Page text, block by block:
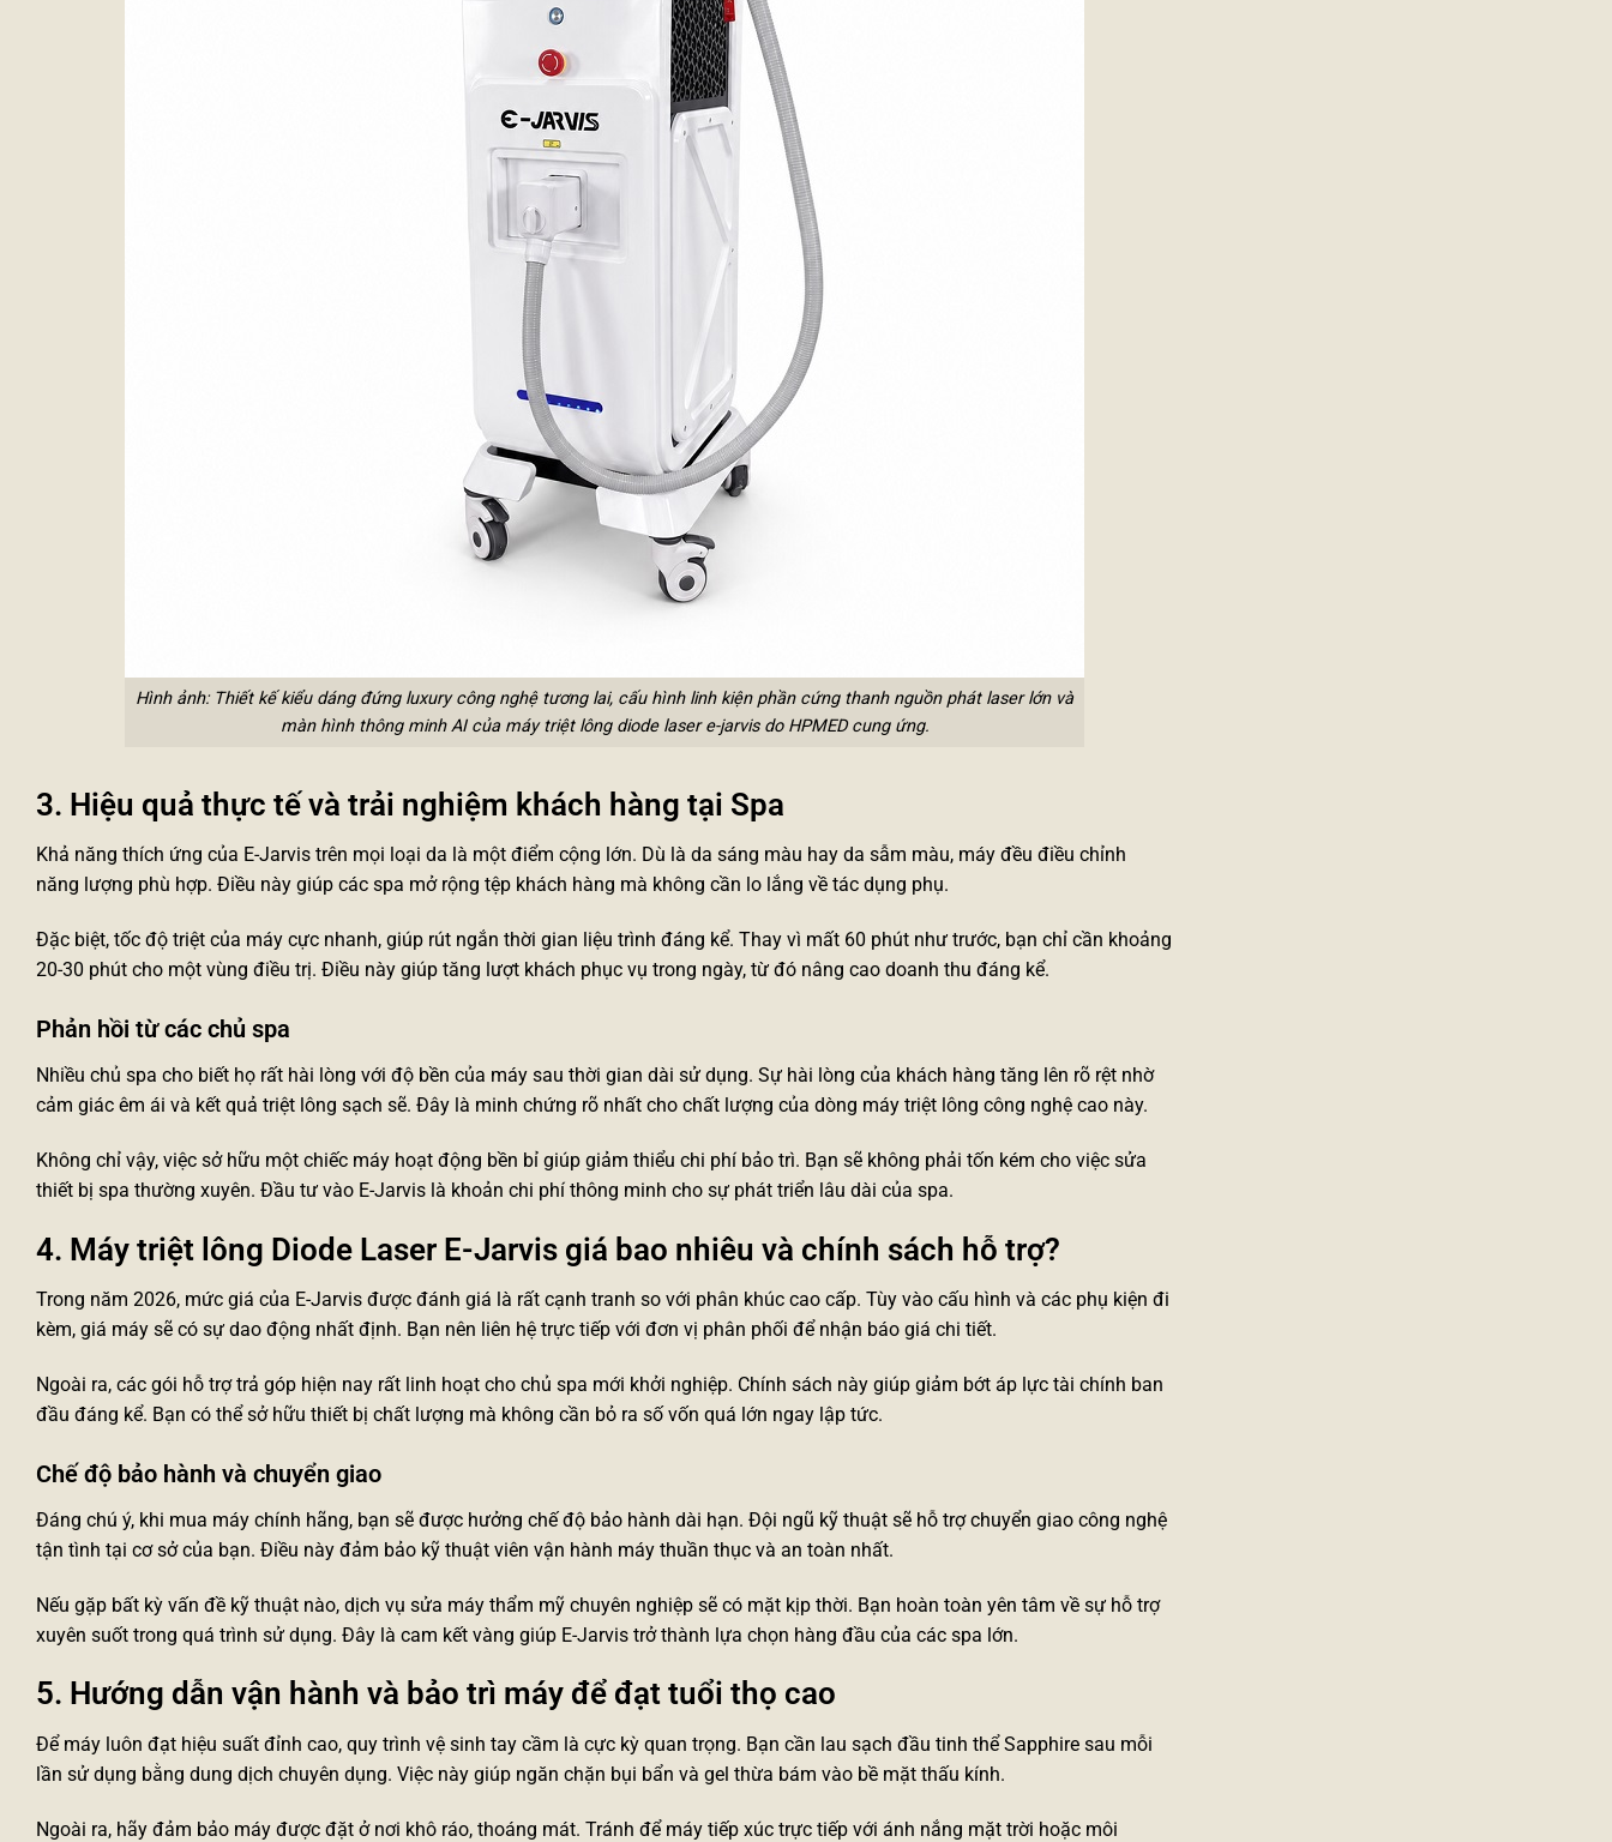
Hình ảnh: Thiết kế kiểu dáng đứng luxury công nghệ tương lai, cấu hình linh kiện phần cứng thanh nguồn phát laser lớn và
màn hình thông minh AI của máy triệt lông diode laser e-jarvis do HPMED cung ứng.
3. Hiệu quả thực tế và trải nghiệm khách hàng tại Spa
Khả năng thích ứng của E-Jarvis trên mọi loại da là một điểm cộng lớn. Dù là da sáng màu hay da sẫm màu, máy đều điều chỉnh
năng lượng phù hợp. Điều này giúp các spa mở rộng tệp khách hàng mà không cần lo lắng về tác dụng phụ.
Đặc biệt, tốc độ triệt của máy cực nhanh, giúp rút ngắn thời gian liệu trình đáng kể. Thay vì mất 60 phút như trước, bạn chỉ cần khoảng
20-30 phút cho một vùng điều trị. Điều này giúp tăng lượt khách phục vụ trong ngày, từ đó nâng cao doanh thu đáng kể.
Phản hồi từ các chủ spa
Nhiều chủ spa cho biết họ rất hài lòng với độ bền của máy sau thời gian dài sử dụng. Sự hài lòng của khách hàng tăng lên rõ rệt nhờ
cảm giác êm ái và kết quả triệt lông sạch sẽ. Đây là minh chứng rõ nhất cho chất lượng của dòng máy triệt lông công nghệ cao này.
Không chỉ vậy, việc sở hữu một chiếc máy hoạt động bền bỉ giúp giảm thiểu chi phí bảo trì. Bạn sẽ không phải tốn kém cho việc sửa
thiết bị spa thường xuyên. Đầu tư vào E-Jarvis là khoản chi phí thông minh cho sự phát triển lâu dài của spa.
4. Máy triệt lông Diode Laser E-Jarvis giá bao nhiêu và chính sách hỗ trợ?
Trong năm 2026, mức giá của E-Jarvis được đánh giá là rất cạnh tranh so với phân khúc cao cấp. Tùy vào cấu hình và các phụ kiện đi
kèm, giá máy sẽ có sự dao động nhất định. Bạn nên liên hệ trực tiếp với đơn vị phân phối để nhận báo giá chi tiết.
Ngoài ra, các gói hỗ trợ trả góp hiện nay rất linh hoạt cho chủ spa mới khởi nghiệp. Chính sách này giúp giảm bớt áp lực tài chính ban
đầu đáng kể. Bạn có thể sở hữu thiết bị chất lượng mà không cần bỏ ra số vốn quá lớn ngay lập tức.
Chế độ bảo hành và chuyển giao
Đáng chú ý, khi mua máy chính hãng, bạn sẽ được hưởng chế độ bảo hành dài hạn. Đội ngũ kỹ thuật sẽ hỗ trợ chuyển giao công nghệ
tận tình tại cơ sở của bạn. Điều này đảm bảo kỹ thuật viên vận hành máy thuần thục và an toàn nhất.
Nếu gặp bất kỳ vấn đề kỹ thuật nào, dịch vụ sửa máy thẩm mỹ chuyên nghiệp sẽ có mặt kịp thời. Bạn hoàn toàn yên tâm về sự hỗ trợ
xuyên suốt trong quá trình sử dụng. Đây là cam kết vàng giúp E-Jarvis trở thành lựa chọn hàng đầu của các spa lớn.
5. Hướng dẫn vận hành và bảo trì máy để đạt tuổi thọ cao
Để máy luôn đạt hiệu suất đỉnh cao, quy trình vệ sinh tay cầm là cực kỳ quan trọng. Bạn cần lau sạch đầu tinh thể Sapphire sau mỗi
lần sử dụng bằng dung dịch chuyên dụng. Việc này giúp ngăn chặn bụi bẩn và gel thừa bám vào bề mặt thấu kính.
Ngoài ra, hãy đảm bảo máy được đặt ở nơi khô ráo, thoáng mát. Tránh để máy tiếp xúc trực tiếp với ánh nắng mặt trời hoặc môi